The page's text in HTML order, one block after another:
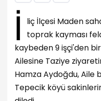
İ
liç İlçesi Maden
toprak kayması
kaybeden 9 işçi'den
Ailesine Taziye
Hamza Aydoğdu, Aile
Tepecik köyü